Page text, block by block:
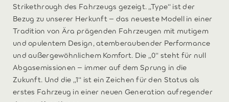
Strikethrough des Fahrzeugs gezeigt. „Type“ ist der
Bezug zu unserer Herkunft – das neueste Modell in einer
Tradition von Ära prägenden Fahrzeugen mit mutigem
und opulentem Design, atemberaubender Performance
und außergewöhnlichem Komfort. Die „0“ steht für null
Abgasemissionen – immer auf dem Sprung in die
Zukunft. Und die „1“ ist ein Zeichen für den Status als
erstes Fahrzeug in einer neuen Generation aufregender